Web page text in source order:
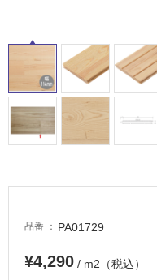
品番 PA01729
¥4,290 / m2（税込）
イ
ル
屋
床・
外
浴